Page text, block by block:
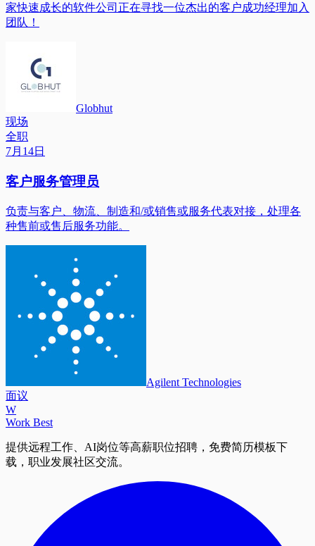
家快速成长的软件公司正在寻找一位杰出的客户成功经理加入
团队！
Globhut
现场
全职
7月14日
客户服务管理员
负责与客户、物流、制造和/或销售或服务代表对接，处理各
种售前或售后服务功能。
Agilent Technologies
面议
W
Work Best
提供远程工作、AI岗位等高薪职位招聘，免费简历模板下
载，职业发展社区交流。